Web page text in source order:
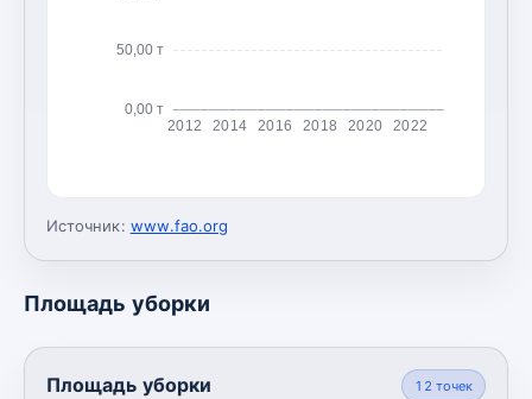
0,00 т
50,00 т
2012 2014 2016 2018 2020 2022
Источник: www.fao.org
Площадь уборки
Площадь уборки 12 точек